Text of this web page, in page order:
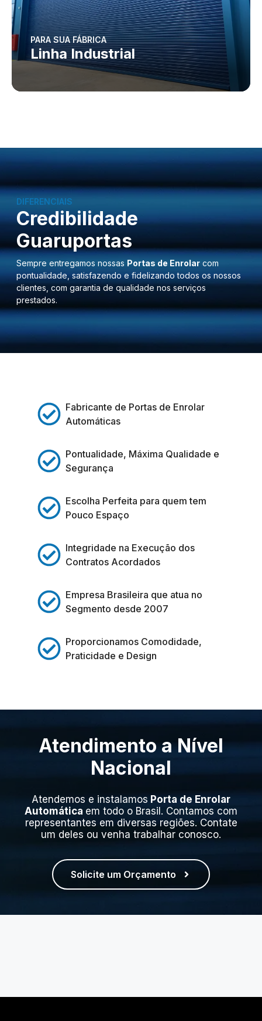
PARA SUA FÁBRICA
Linha Industrial
DIFERENCIAIS
Credibilidade
Guaruportas
Sempre entregamos nossas Portas de Enrolar com
pontualidade, satisfazendo e fidelizando todos os nossos
clientes, com garantia de qualidade nos serviços
prestados.
Fabricante de Portas de Enrolar
Automáticas
Pontualidade, Máxima Qualidade e
Segurança
Escolha Perfeita para quem tem
Pouco Espaço
Integridade na Execução dos
Contratos Acordados
Empresa Brasileira que atua no
Segmento desde 2007
Proporcionamos Comodidade,
Praticidade e Design
Atendimento a Nível
Nacional
Atendemos e instalamos Porta de Enrolar
Automática em todo o Brasil. Contamos com
representantes em diversas regiões. Contate
um deles ou venha trabalhar conosco.
Solicite um Orçamento